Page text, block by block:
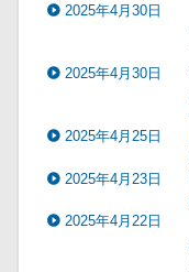
2025年4月30日
2025年4月30日
2025年4月25日
2025年4月23日
2025年4月22日